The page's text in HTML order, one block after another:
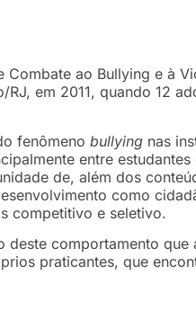
ao Bullying e à
em 2011, quando 12
fenômeno bullying nas
entre estudantes
de, além dos
como
competitivo e seletivo.
deste comportamento que
praticantes, que